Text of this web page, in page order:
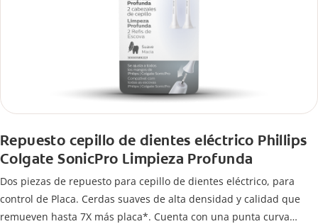
Repuesto cepillo de dientes eléctrico Phillips
Colgate SonicPro Limpieza Profunda
Dos piezas de repuesto para cepillo de dientes eléctrico, para
control de Placa. Cerdas suaves de alta densidad y calidad que
remueven hasta 7X más placa*. Cuenta con una punta curva